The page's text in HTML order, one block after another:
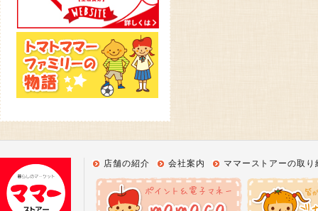
店舗の紹介 会社案内 ママーストアーの取り